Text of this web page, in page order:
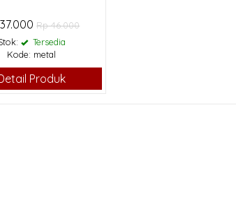
Rp 46.000
Tersedia
Kode: metal
Produk